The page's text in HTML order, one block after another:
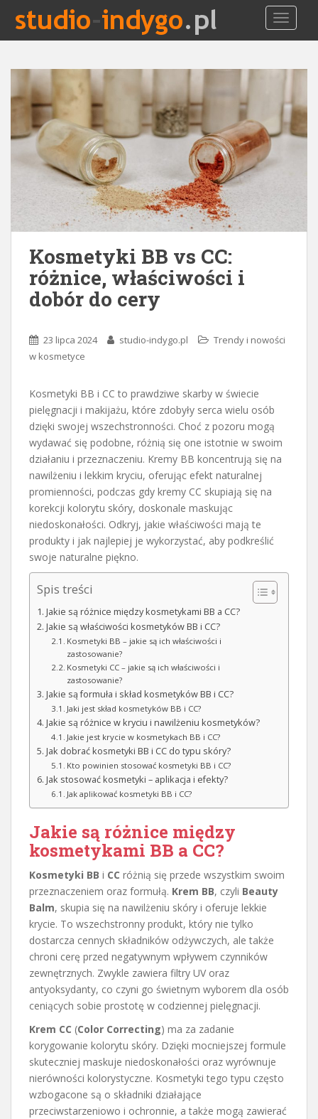
i
Kosmetyki BB vs CC:
różnice, właściwości i
dobór do cery
23 lipca 2024 studio-indygo.pl
Trendy i nowości
w kosmetyce
Kosmetyki BB i CC to prawdziwe skarby w świecie
pielęgnacji i makijażu, które zdobyły serca wielu osób
dzięki swojej wszechstronności. Choć z pozoru mogą
wydawać się podobne, różnią się one istotnie w swoim
działaniu i przeznaczeniu. Kremy BB koncentrują się na
nawilżeniu i lekkim kryciu, oferując efekt naturalnej
promienności, podczas gdy kremy CC skupiają się na
korekcji kolorytu skóry, doskonale maskując
niedoskonałości. Odkryj, jakie właściwości mają te
produkty i jak najlepiej je wykorzystać, aby podkreślić
swoje naturalne piękno.
Spis treści
Jakie są różnice między kosmetykami BB a CC?
Jakie są właściwości kosmetyków BB i CC?
Kosmetyki BB – jakie są ich właściwości i
zastosowanie?
Kosmetyki CC – jakie są ich właściwości i
zastosowanie?
Jakie są formuła i skład kosmetyków BB i CC?
Jaki jest skład kosmetyków BB i CC?
Jakie są różnice w kryciu i nawilżeniu kosmetyków?
Jakie jest krycie w kosmetykach BB i CC?
Jak dobrać kosmetyki BB i CC do typu skóry?
Kto powinien stosować kosmetyki BB i CC?
Jak stosować kosmetyki – aplikacja i efekty?
Jak aplikować kosmetyki BB i CC?
Jakie są różnice między
kosmetykami BB a CC?
Kosmetyki BB i CC różnią się przede wszystkim swoim
przeznaczeniem oraz formułą. Krem BB, czyli Beauty
Balm, skupia się na nawilżeniu skóry i oferuje lekkie
krycie. To wszechstronny produkt, który nie tylko
dostarcza cennych składników odżywczych, ale także
chroni cerę przed negatywnym wpływem czynników
zewnętrznych. Zwykle zawiera filtry UV oraz
antyoksydanty, co czyni go świetnym wyborem dla osób
ceniących sobie prostotę w codziennej pielęgnacji.
Krem CC (Color Correcting) ma za zadanie
korygowanie kolorytu skóry. Dzięki mocniejszej formule
skuteczniej maskuje niedoskonałości oraz wyrównuje
nierówności kolorystyczne. Kosmetyki tego typu często
wzbogacone są o składniki działające
przeciwstarzeniowo i ochronnie, a także mogą zawierać